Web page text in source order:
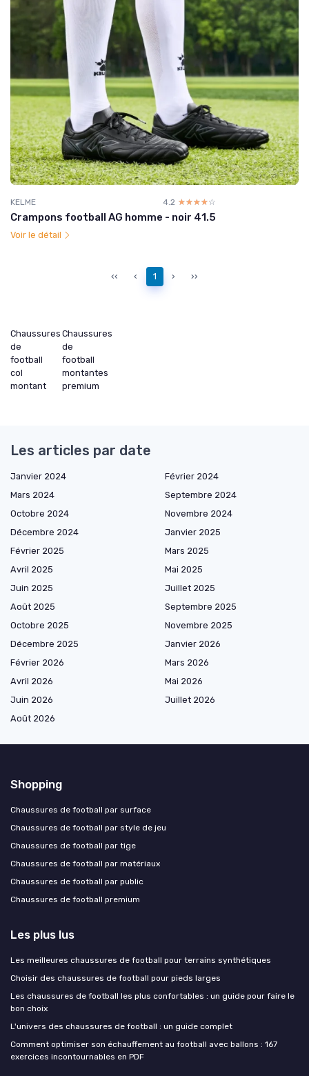
KELME 4.2 ☆☆☆☆☆
★★★★★
Crampons football AG homme - noir 41.5
Voir le détail
‹‹ ‹ 1 › ››
Chaussures
de
football
col
montant
Chaussures
de
football
montantes
premium
Les articles par date
Janvier 2024
Février 2024
Mars 2024
Septembre 2024
Octobre 2024
Novembre 2024
Décembre 2024
Janvier 2025
Février 2025
Mars 2025
Avril 2025
Mai 2025
Juin 2025
Juillet 2025
Août 2025
Septembre 2025
Octobre 2025
Novembre 2025
Décembre 2025
Janvier 2026
Février 2026
Mars 2026
Avril 2026
Mai 2026
Juin 2026
Juillet 2026
Août 2026
Shopping
Chaussures de football par surface
Chaussures de football par style de jeu
Chaussures de football par tige
Chaussures de football par matériaux
Chaussures de football par public
Chaussures de football premium
Les plus lus
Les meilleures chaussures de football pour terrains synthétiques
Choisir des chaussures de football pour pieds larges
Les chaussures de football les plus confortables : un guide pour faire le
bon choix
L'univers des chaussures de football : un guide complet
Comment optimiser son échauffement au football avec ballons : 167
exercices incontournables en PDF